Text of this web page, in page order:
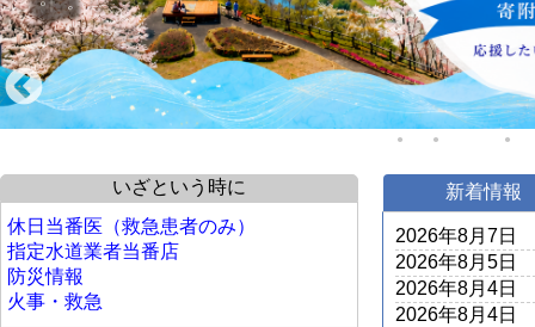
いざという時に
休日当番医（救急患者のみ）
指定水道業者当番店
防災情報
火事・救急
新着情報
2026年8月7日
2026年8月5日
2026年8月4日
2026年8月4日